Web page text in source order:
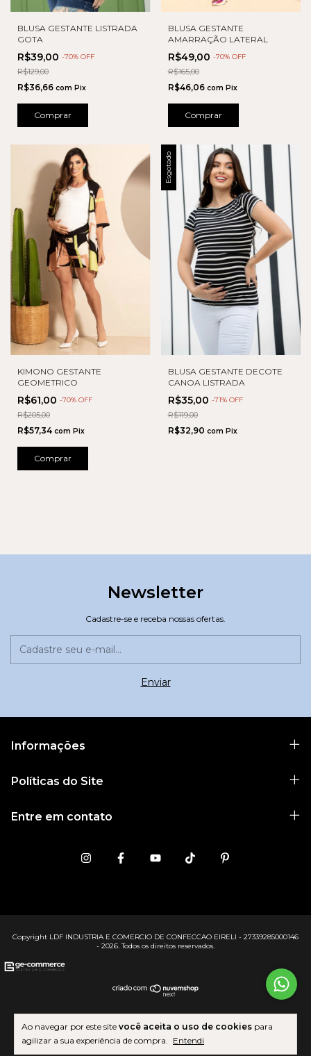
Ao navegar por este site você aceita o uso de cookies para
agilizar a sua experiência de compra. Entendi
BLUSA GESTANTE LISTRADA
GOTA
R$39,00 -70% OFF
R$129,00
R$36,66 com Pix
Comprar
BLUSA GESTANTE
AMARRAÇÃO LATERAL
R$49,00 -70% OFF
R$165,00
R$46,06 com Pix
Comprar
KIMONO GESTANTE
GEOMETRICO
R$61,00 -70% OFF
R$205,00
R$57,34 com Pix
Comprar
Esgotado
BLUSA GESTANTE DECOTE
CANOA LISTRADA
R$35,00 -71% OFF
R$119,00
R$32,90 com Pix
Newsletter
Cadastre-se e receba nossas ofertas.
Informações
Políticas do Site
Entre em contato
Copyright LDF INDUSTRIA E COMERCIO DE CONFECCAO EIRELI - 27339285000146
- 2026. Todos os direitos reservados.